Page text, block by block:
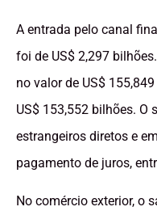
A entrada pelo canal
foi de US$ 2,297
no valor de US$
US$ 153,552 bilhões. O
estrangeiros diretos e
pagamento de juros,
No comércio exterior, o